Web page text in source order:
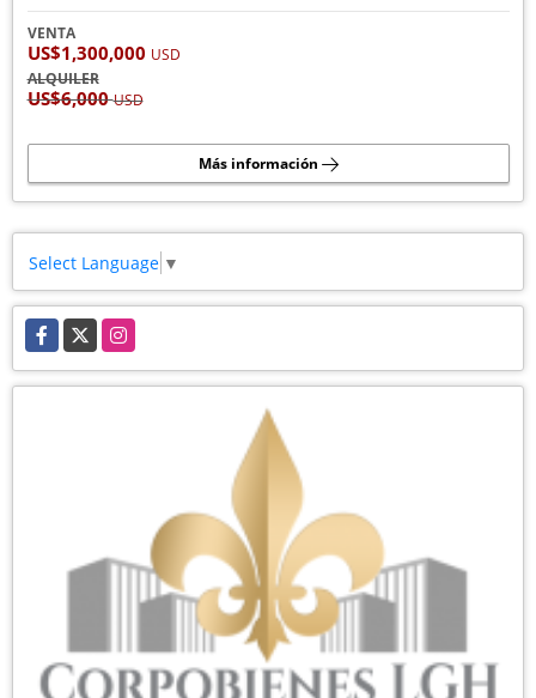
VENTA
US$1,300,000 USD
ALQUILER
US$6,000USD
Más información
Select Language ▼
Facebook
X Instagram